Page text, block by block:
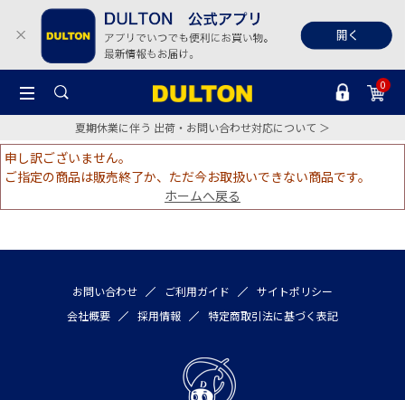
0
夏期休業に伴う 出荷・お問い合わせ対応について ＞
申し訳ございません。
ご指定の商品は販売終了か、ただ今お取扱いできない商品です。
ホームへ戻る
お問い合わせ ご利用ガイド
サイトポリシー
会社概要
採用情報 特定商取引法に基づく表記